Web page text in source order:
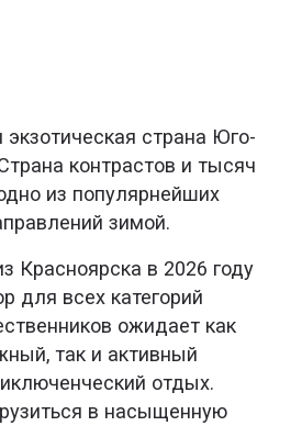
страна Юго-
контрастов и тысяч
из популярнейших
зимой.
Красноярска в 2026 году
для всех категорий
ожидает как
так и активный
отдых.
в насыщенную